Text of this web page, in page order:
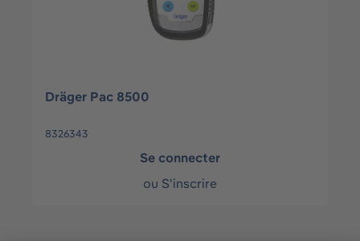
Dräger Pac 8500
8326343
Se connecter
ou S'inscrire